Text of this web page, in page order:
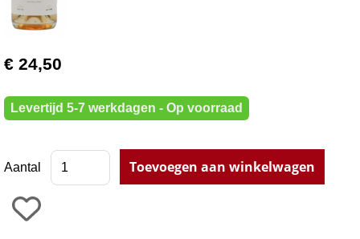
€ 24,50
Levertijd 5-7 werkdagen - Op voorraad
Aantal